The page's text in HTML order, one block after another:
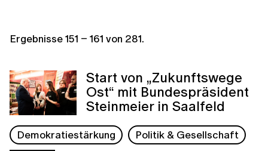
Ergebnisse151 – 161 von 281.
Start von „Zukunftswege
Ost“ mit Bundespräsident
Steinmeier in Saalfeld
Demokratiestärkung
Politik & Gesellschaft